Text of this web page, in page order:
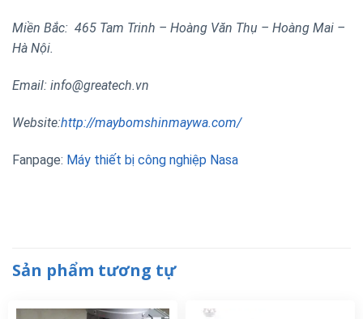
Miền Bắc: 465 Tam Trinh – Hoàng Văn Thụ – Hoàng Mai –
Hà Nội.
Email: info@greatech.vn
Website:http://maybomshinmaywa.com/
Fanpage: Máy thiết bị công nghiệp Nasa
Sản phẩm tương tự